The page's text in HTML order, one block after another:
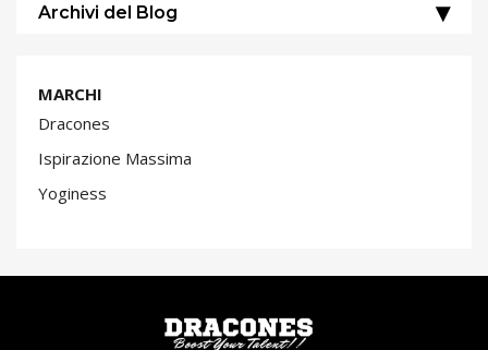
Archivi del Blog
MARCHI
Dracones
Ispirazione Massima
Yoginess